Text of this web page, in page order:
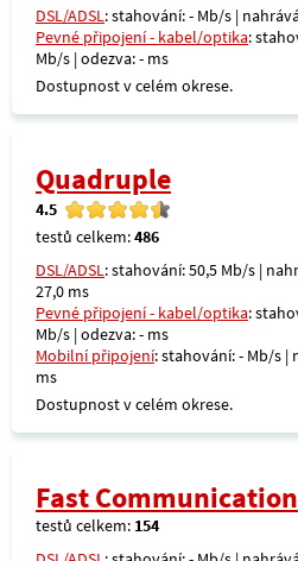
DSL/ADSL: stahování: - Mb/s |
Pevné připojení - kabel/optika:
Mb/s | odezva: - ms
Dostupnost v celém okrese.
Quadruple
4.5
testů celkem:486
DSL/ADSL: stahování: 50,5 Mb/s |
27,0 ms
Pevné připojení - kabel/optika:
Mb/s | odezva: - ms
Mobilní připojení: stahování: - Mb/s |
ms
Dostupnost v celém okrese.
Fast Communication
testů celkem: 154